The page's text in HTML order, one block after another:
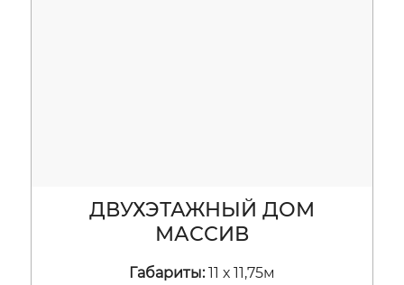
ДВУХЭТАЖНЫЙ ДОМ
МАССИВ
Габариты:11 х 11,75м